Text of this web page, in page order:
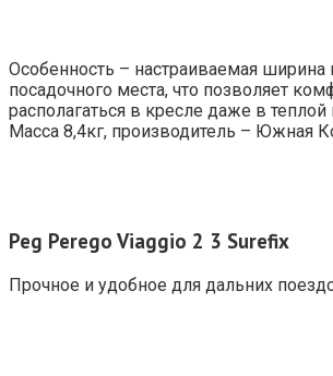
Особенность – настраиваемая ширина
посадочного места, что позволяет
располагаться в кресле даже в
Масса 8,4кг, производитель – Южная
Peg Perego Viaggio 2 3 Surefix
Прочное и удобное для дальних